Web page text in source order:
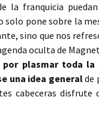
la franquicia
solo pone sobre la
sino que nos
oculta de
por plasmar toda
una idea generalde
cabeceras disfrute